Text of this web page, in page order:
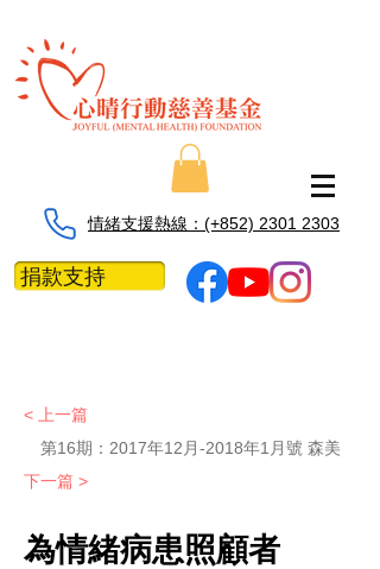
情緒支援熱線：​​(+852) 2301 2303
捐款支持
< 上一篇
第16期：2017年12月-2018年1月號 森美
下一篇 >
為情緒病患照顧者